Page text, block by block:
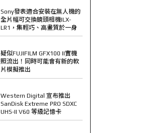
Sony發表適合安裝在無人機的
全片幅可交換鏡頭相機ILX-
LR1，集輕巧、高畫質於一身
疑似FUJIFILM GFX100 II實機
照流出！同時可能會有新的軟
片模擬推出
Western Digital 宣布推出
SanDisk Extreme PRO SDXC
UHS-II V60 等級記憶卡